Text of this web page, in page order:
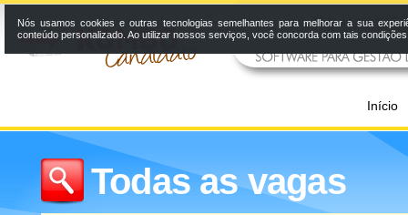
Início
Todas as vagas
Nós usamos cookies e outras tecnologias semelhantes para melhorar a sua
conteúdo personalizado. Ao utilizar nossos serviços, você concorda com tais